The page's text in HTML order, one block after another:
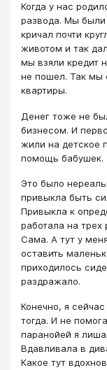
Когда у нас
развода. Мы были
кричал почти
животом и так
мы взяли кредит
не пошел. Так мы
квартиры.
Денег тоже не
бизнесом. И
жили на детское
помощь бабушек.
Это было
привыкла быть
Привыкла к
работала на трех
Сама. А тут у
оставить
приходилось
раздражало.
Конечно, я
тогда. И не
паранойей я
Вдавливала в
Какое тут